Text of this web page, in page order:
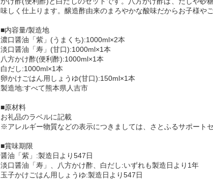
味しく仕上ります。醸造酢由来のまろやかな酸味だからお子様や
■内容量/製造地
濃口醤油「紫」(うまくち):1000ml×2本
淡口醤油「寿」(甘口):1000ml×1本
八方かけ酢(便利酢):1000ml×1本
白だし:1000ml×1本
卵かけごはん用しょうゆ(甘口):150ml×1本
製造地:すべて熊本県人吉市
■原材料
お礼品のラベルに記載
※アレルギー物質などの表示につきましては、さとふるサポート
■賞味期限
醤油「紫」:製造日より547日
淡口醤油「寿」、八方かけ酢、白だし:いずれも製造日より1年
玉子かけごはん用しょうゆ:製造日より547日